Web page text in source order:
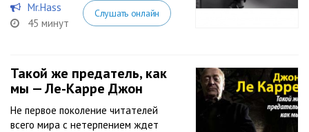
Mr.Hass
45 минут
Слушать онлайн
Такой же предатель, как
мы — Ле-Карре Джон
Не первое поколение читателей
всего мира с нетерпением ждет